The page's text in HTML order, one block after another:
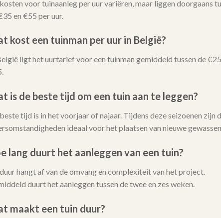
voor tuinaanleg per uur variëren, maar liggen doorgaans
en €55 per uur.
kost een tuinman per uur in België?
ligt het uurtarief voor een tuinman gemiddeld tussen de
is de beste tijd om een tuin aan te leggen?
tijd is in het voorjaar of najaar. Tijdens deze seizoenen zijn
ideaal voor het plaatsen van nieuwe
lang duurt het aanleggen van een tuin?
hangt af van de omvang en complexiteit van het project.
duurt het aanleggen tussen de twee en zes weken.
maakt een tuin duur?